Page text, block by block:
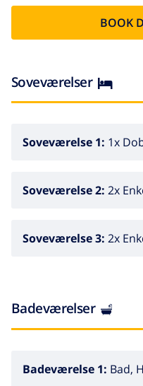
saftpresser.
BOOK
Soveværelser
Soveværelse 1: 1x
Soveværelse 2: 2x
Soveværelse 3: 2x
Badeværelser
Badeværelse 1: Bad,